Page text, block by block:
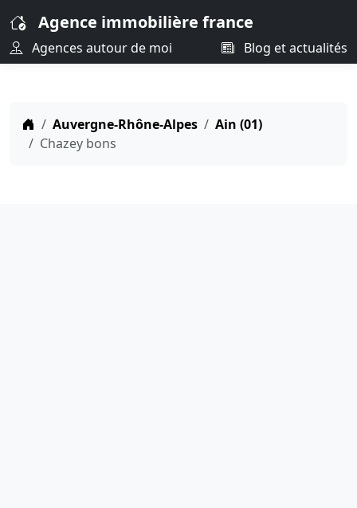
Agence immobilière france
Agences autour de moi Blog et actualités
Auvergne-Rhône-Alpes
Ain (01)
Chazey bons